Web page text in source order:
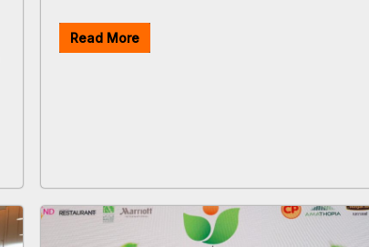
Read More